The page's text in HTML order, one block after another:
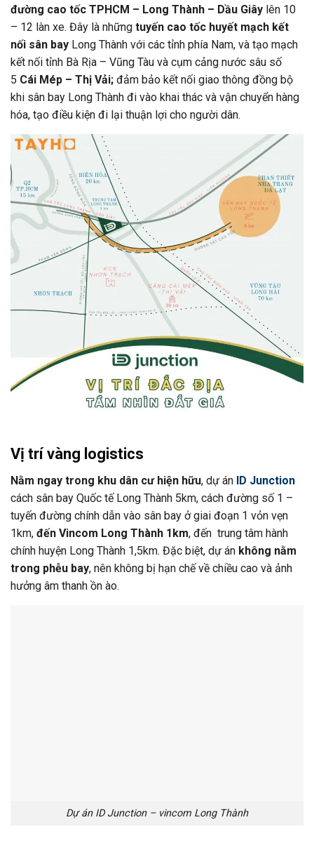
đường cao tốc TPHCM – Long Thành – Dầu Giây lên 10
– 12 làn xe. Đây là những tuyến cao tốc huyết mạch kết
nối sân bay Long Thành với các tỉnh phía Nam, và tạo mạch
kết nối tỉnh Bà Rịa – Vũng Tàu và cụm cảng nước sâu số
5 Cái Mép – Thị Vải; đảm bảo kết nối giao thông đồng bộ
khi sân bay Long Thành đi vào khai thác và vận chuyển hàng
hóa, tạo điều kiện đi lại thuận lợi cho người dân.
Vị trí vàng logistics
Nằm ngay trong khu dân cư hiện hữu, dự án ID Junction
cách sân bay Quốc tế Long Thành 5km, cách đường số 1 –
tuyến đường chính dẫn vào sân bay ở giai đoạn 1 vỏn vẹn
1km, đến Vincom Long Thành 1km, đến trung tâm hành
chính huyện Long Thành 1,5km. Đặc biệt, dự án không nằm
trong phễu bay, nên không bị hạn chế về chiều cao và ảnh
hưởng âm thanh ồn ào.
Dự án ID Junction – vincom Long Thành